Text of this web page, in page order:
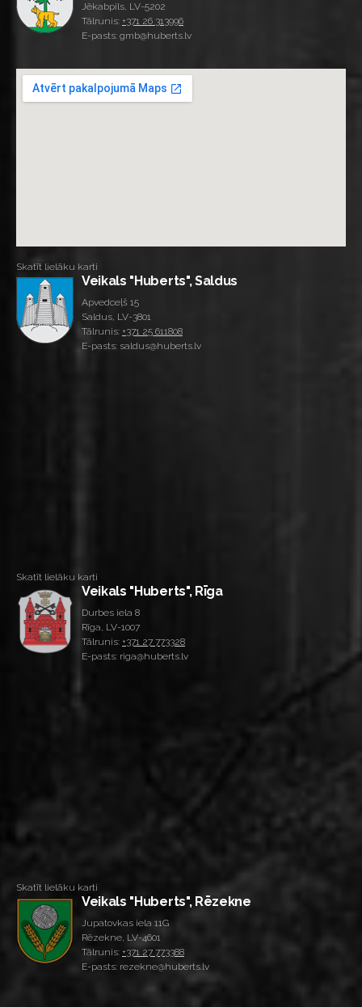
Jēkabpils, LV-5202
Tālrunis: +371 26 313996
E-pasts: gmb@huberts.lv
Skatīt lielāku karti
Veikals "Huberts", Saldus
Apvedceļš 15
Saldus, LV-3801
Tālrunis: +371 25 611808
E-pasts: saldus@huberts.lv
Skatīt lielāku karti
Veikals "Huberts", Rīga
Durbes iela 8
Rīga, LV-1007
Tālrunis: +371 27 773328
E-pasts: riga@huberts.lv
Skatīt lielāku karti
Veikals "Huberts", Rēzekne
Jupatovkas iela 11G
Rēzekne, LV-4601
Tālrunis: +371 27 773388
E-pasts: rezekne@huberts.lv